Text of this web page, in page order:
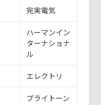
完実電気
ハーマンイン
ターナショナ
ル
エレクトリ
ブライトーン